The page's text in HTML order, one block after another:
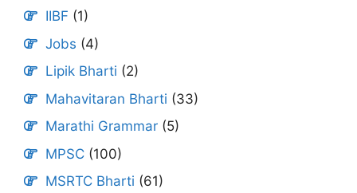
IIBF (1)
Jobs (4)
Lipik Bharti (2)
Mahavitaran Bharti (33)
Marathi Grammar (5)
MPSC (100)
MSRTC Bharti (61)